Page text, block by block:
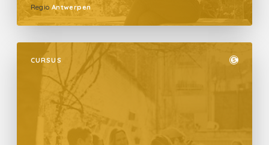
Regio Antwerpen
CURSUS